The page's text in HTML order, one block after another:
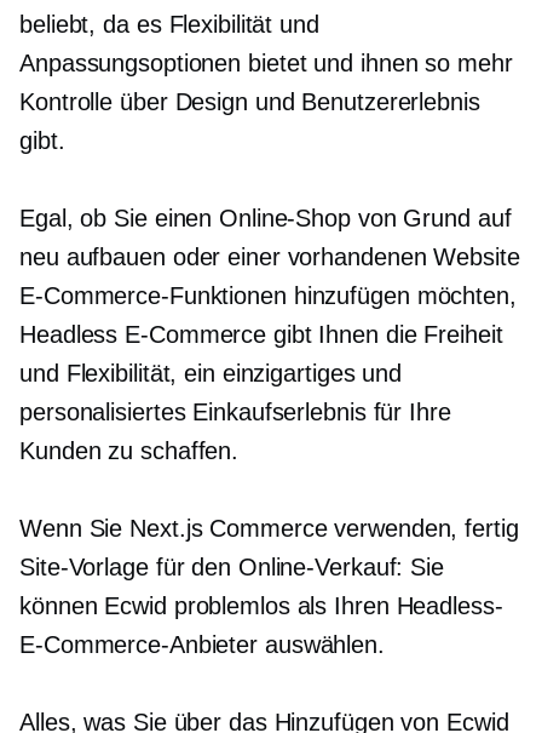
beliebt, da es Flexibilität und
Anpassungsoptionen bietet und ihnen so mehr
Kontrolle über Design und Benutzererlebnis
gibt.
Egal, ob Sie einen Online-Shop von Grund auf
neu aufbauen oder einer vorhandenen Website
E-Commerce-Funktionen hinzufügen möchten,
Headless E-Commerce gibt Ihnen die Freiheit
und Flexibilität, ein einzigartiges und
personalisiertes Einkaufserlebnis für Ihre
Kunden zu schaffen.
Wenn Sie Next.js Commerce verwenden,fertig
Site-Vorlage für den Online-Verkauf: Sie
können Ecwid problemlos als Ihren Headless-
E-Commerce-Anbieter auswählen.
Alles, was Sie über das Hinzufügen von Ecwid